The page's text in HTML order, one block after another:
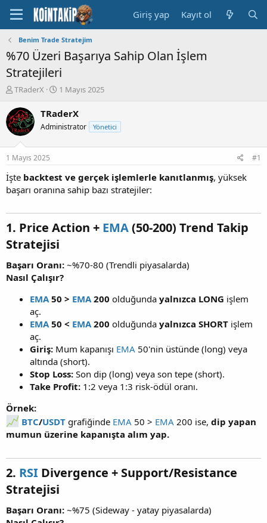
Giriş yap Kayıt ol
Benim Trade Stratejim
%70 Üzeri Başarıya Sahip Olan İşlem
Stratejileri
K
n
u
y
B
a
ş
a
n
TRaderX
B
ş
a
ç
a
h
i
1 Mayıs 2025
TRaderX
Administrator Yönetici
1 Mayıs 2025 #1
İşte backtest ve gerçek işlemlerle kanıtlanmış, yüksek
başarı oranına sahip bazı stratejiler:
1. Price Action + EMA(50-200) Trend Takip
Stratejisi
Başarı Oranı: ~%70-80 (Trendli piyasalarda)
Nasıl Çalışır?
EMA50 > EMA200 olduğunda yalnızca LONG işlem
aç.
EMA50 < EMA200 olduğunda yalnızca SHORT işlem
aç.
Giriş: Mum kapanışı EMA 50'nin üstünde (long) veya
altında (short).
Stop Loss: Son dip (long) veya son tepe (short).
Take Profit: 1:2 veya 1:3 risk-ödül oranı.
Örnek:
BTC/USDT grafiğinde EMA 50 > EMA 200 ise, dip yapan
mumun üzerine kapanışta alım yap.
2. RSI Divergence + Support/Resistance
Stratejisi
Başarı Oranı: ~%75 (Sideway - yatay piyasalarda)